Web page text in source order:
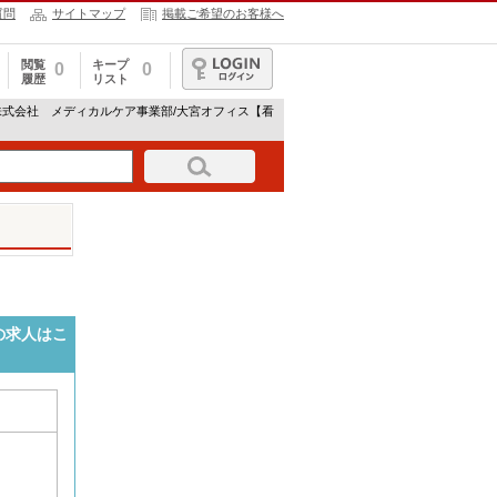
問 サイトマップ 掲載ご希望のお客様へ
閲覧
履歴
0
キープ
リスト
0
ログイン
式会社 メディカルケア事業部/大宮オフィス【看
人はこ